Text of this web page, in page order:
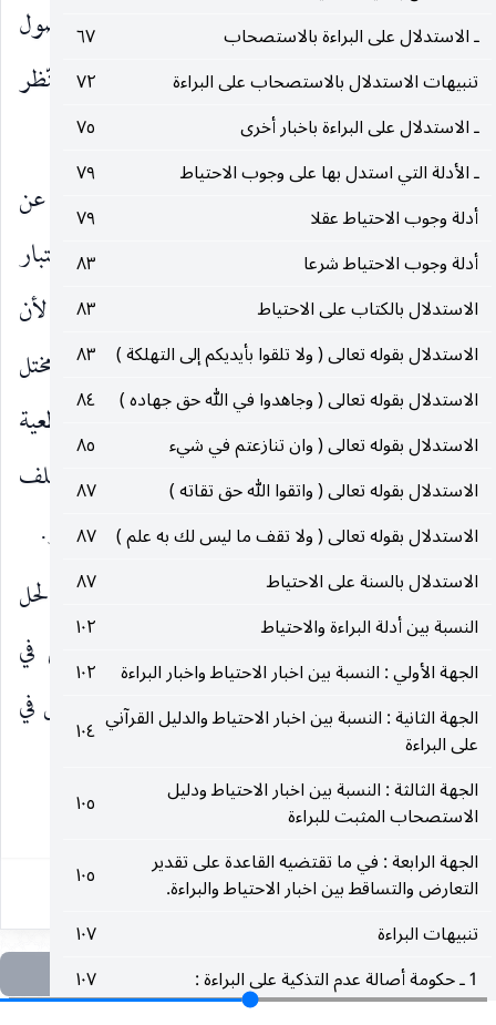
ـ الاستدلال على البراءة بالاستصحاب
٦٧
تنبيهات الاستدلال بالاستصحاب على البراءة
٧٢
ـ الاستدلال على البراءة باخبار أخرى
٧٥
ـ الأدلة التي استدل بها على وجوب الاحتياط
٧٩
أدلة وجوب الاحتياط عقلا
٧٩
أدلة وجوب الاحتياط شرعا
٨٣
الاستدلال بالكتاب على الاحتياط
٨٣
الاستدلال بقوله تعالى ( ولا تلقوا بأيديكم إلى التهلكة ) ٨٣
الاستدلال بقوله تعالى ( وجاهدوا في الله حق جهاده )
٨٤
الاستدلال بقوله تعالى ( وان تنازعتم في شيء
٨٥
الاستدلال بقوله تعالى ( واتقوا الله حق تقاته )
٨٧
الاستدلال بقوله تعالى ( ولا تقف ما ليس لك به علم ) ٨٧
الاستدلال بالسنة على الاحتياط
٨٧
النسبة بين أدلة البراءة والاحتياط
١٠٢
الجهة الأولي : النسبة بين اخبار الاحتياط واخبار البراءة
١٠٢
الجهة الثانية : النسبة بين اخبار الاحتياط والدليل القرآني
على البراءة
١٠٤
الجهة الثالثة : النسبة بين اخبار الاحتياط ودليل
الاستصحاب المثبت للبراءة
١٠٥
الجهة الرابعة : في ما تقتضيه القاعدة على تقدير
التعارض والتساقط بين اخبار الاحتياط والبراءة.
١٠٥
تنبيهات البراءة
١٠٧
1 ـ حكومة أصالة عدم التذكية على البراءة :
١٠٧
سقوط العلم الإجمالي عن المنجزية بلحاظ أدلة الأصول
الترخيصية والثاني دعوى سقوطه في نفسه وبقطع النّظر
عن أدلة الأصول ، فهنا تقريبان :
التقريب الأول ـ دعوى سقوط العلم الإجمالي عن
المنجزية بلحاظ أدلة الأصول الترخيصية ، وذلك باعتبار
انه لا محذور في جريانها في الشبهة غير المحصورة لأن
الركن الرابع من أركان تنجيز العلم الإجمالي المتقدمة مختل
إذ لا يؤدي جريانها إلى الترخيص في المخالفة القطعية
عمليا لأننا نفترض كثرة الأطراف بدرجة لا تتيح للمكلف
اقتحامها جميعا فتجري الأصول المرخصة بدون محذور.
وقد ناقش في ذلك السيد الأستاذ حلا ونقضا ، اما الحل
فلان المحذور عنده انما هو في الترخيص القطعي في
المخالفة وهو حاصل في المقام ولو لم يلزم الترخيص في
المخالفة